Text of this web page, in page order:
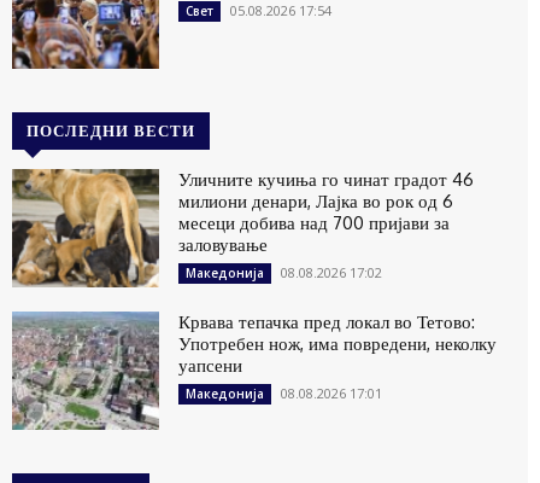
Свет 05.08.2026 17:54
ПОСЛЕДНИ ВЕСТИ
Уличните кучиња го чинат градот 46
милиони денари, Лајка во рок од 6
месеци добива над 700 пријави за
заловување
Македонија 08.08.2026 17:02
Крвава тепачка пред локал во Тетово:
Употребен нож, има повредени, неколку
уапсени
Македонија 08.08.2026 17:01